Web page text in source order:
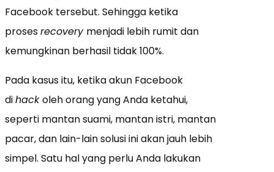
Facebook tersebut. Sehingga ketika
prosesrecovery menjadi lebih rumit dan
kemungkinan berhasil tidak 100%.
Pada kasus itu, ketika akun Facebook
dihackoleh orang yang Anda ketahui,
seperti mantan suami, mantan istri, mantan
pacar, dan lain-lain solusi ini akan jauh lebih
simpel. Satu hal yang perlu Anda lakukan